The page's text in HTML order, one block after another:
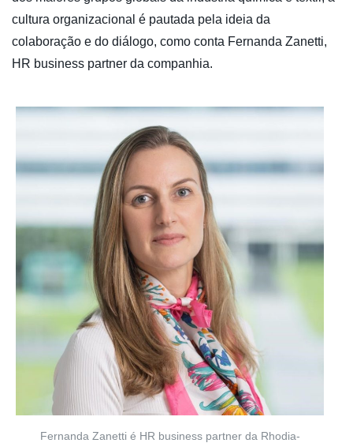
cultura organizacional é pautada pela ideia da
colaboração e do diálogo, como conta Fernanda Zanetti,
HR business partner da companhia.
Fernanda Zanetti é HR business partner da Rhodia-